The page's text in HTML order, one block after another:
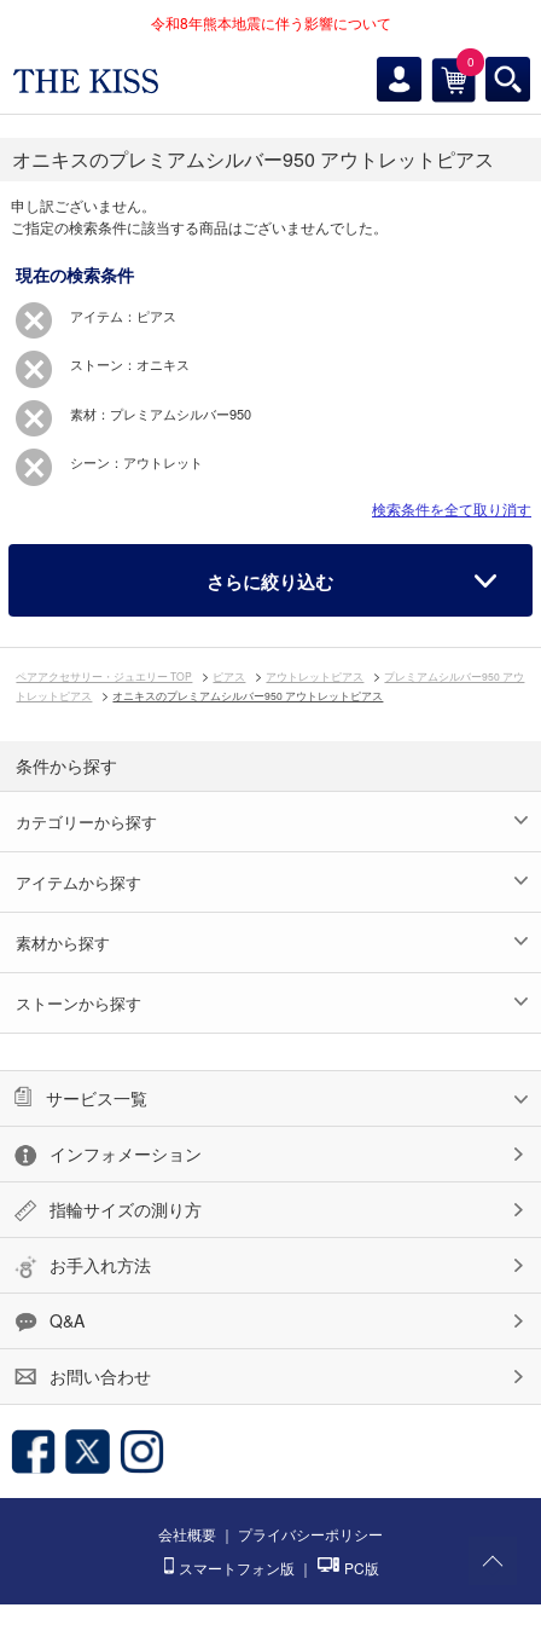
令和8年熊本地震に伴う影響について
0
オニキスのプレミアムシルバー950 アウトレットピアス
申し訳ございません。
ご指定の検索条件に該当する商品はございませんでした。
現在の検索条件
アイテム：ピアス
ストーン：オニキス
素材：プレミアムシルバー950
シーン：アウトレット
検索条件を全て取り消す
さらに絞り込む
ペアアクセサリー・ジュエリー TOP ピアス アウトレットピアス
プレミアムシルバー950 アウ
トレットピアス
オニキスのプレミアムシルバー950 アウトレットピアス
条件から探す
カテゴリーから探す
アイテムから探す
素材から探す
ストーンから探す
サービス一覧
インフォメーション
指輪サイズの測り方
お手入れ方法
Q&A
お問い合わせ
会社概要 ｜ プライバシーポリシー
スマートフォン版 ｜ PC版